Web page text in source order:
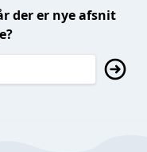
der er nye afsnit